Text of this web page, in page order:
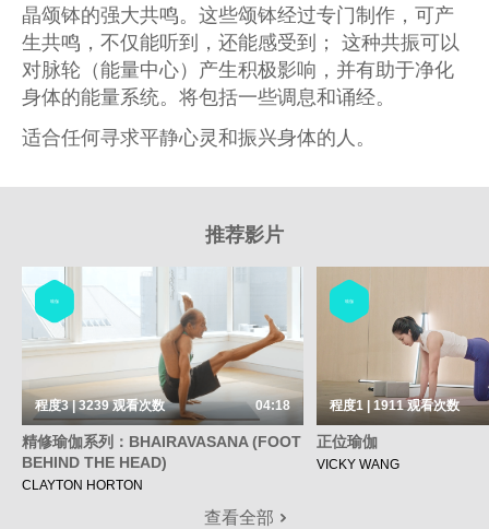
晶颂钵的强大共鸣。这些颂钵经过专门制作，可产
生共鸣，不仅能听到，还能感受到； 这种共振可以
对脉轮（能量中心）产生积极影响，并有助于净化
身体的能量系统。将包括一些调息和诵经。
适合任何寻求平静心灵和振兴身体的人。
推荐影片
瑜伽
程度3 | 3239观看次数 04:18
精修瑜伽系列：BHAIRAVASANA (FOOT
BEHIND THE HEAD)
CLAYTON HORTON
瑜伽
程度1 | 1911观看次数
正位瑜伽
VICKY WANG
查看全部